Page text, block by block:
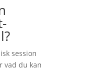
session
vad du kan